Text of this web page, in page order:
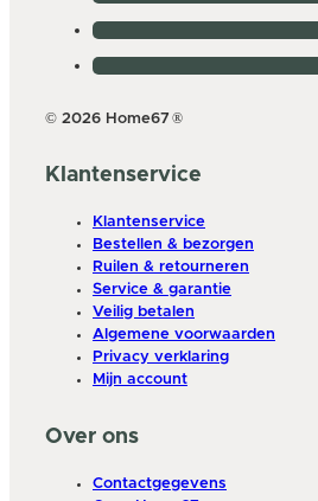
© 2026 Home67 ®
Klantenservice
Klantenservice
Bestellen & bezorgen
Ruilen & retourneren
Service & garantie
Veilig betalen
Algemene voorwaarden
Privacy verklaring
Mijn account
Over ons
Contactgegevens